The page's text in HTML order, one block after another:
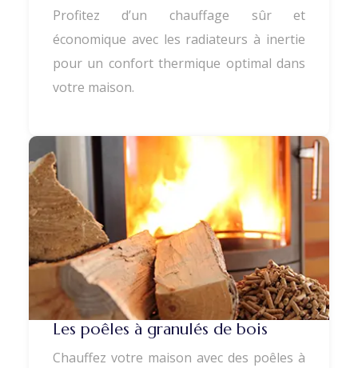
Profitez d’un chauffage sûr et
économique avec les radiateurs à inertie
pour un confort thermique optimal dans
votre maison.
Les poêles à granulés de bois
Chauffez votre maison avec des poêles à